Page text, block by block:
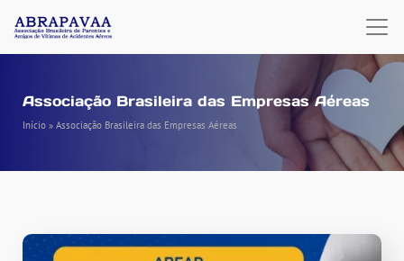
Associação Brasileira das Empresas Aéreas
Início » Associação Brasileira das Empresas Aéreas